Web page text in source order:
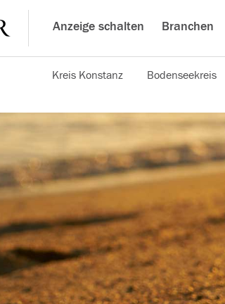
Anzeige schalten Branchen
Kreis Konstanz Bodenseekreis